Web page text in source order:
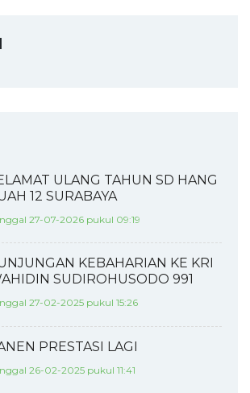
ULANG TAHUN SD HANG
12 SURABAYA
27-07-2026 pukul 09:19
KEBAHARIAN KE KRI
SUDIROHUSODO 991
27-02-2025 pukul 15:26
PRESTASI LAGI
26-02-2025 pukul 11:41